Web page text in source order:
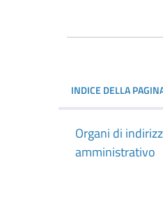
INDICE DELLA
Organi di
amministrativo